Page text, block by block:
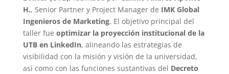
H., Senior Partner y Project Manager de IMK Global
Ingenieros de Marketing. El objetivo principal del
taller fue optimizar la proyección institucional de la
UTB en LinkedIn, alineando las estrategias de
visibilidad con la misión y visión de la universidad,
así como con las funciones sustantivas del Decreto